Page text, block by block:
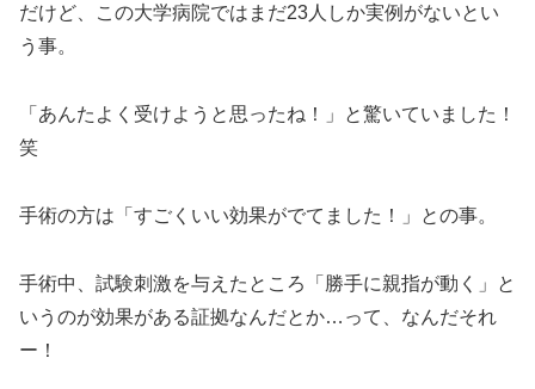
だけど、この大学病院ではまだ23 人しか実例がないとい
う事。
「あんたよく受けようと思ったね！」と驚いていました！
笑
手術の方は「すごくいい効果がでてました！」との事。
手術中、試験刺激を与えたところ「勝手に親指が動く」と
いうのが効果がある証拠なんだとか… って、なんだそれ
ー！